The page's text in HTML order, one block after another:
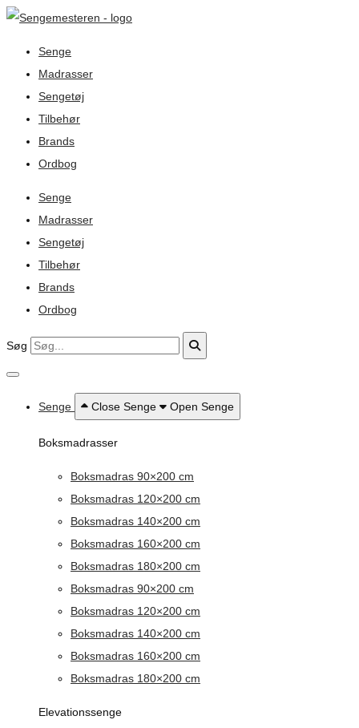
Senge
Madrasser
Sengetøj
Tilbehør
Brands
Ordbog
Senge
Madrasser
Sengetøj
Tilbehør
Brands
Ordbog
Søg
Senge Close Senge Open Senge
Boksmadrasser
Boksmadras 90×200 cm
Boksmadras 120×200 cm
Boksmadras 140×200 cm
Boksmadras 160×200 cm
Boksmadras 180×200 cm
Boksmadras 90×200 cm
Boksmadras 120×200 cm
Boksmadras 140×200 cm
Boksmadras 160×200 cm
Boksmadras 180×200 cm
Elevationssenge